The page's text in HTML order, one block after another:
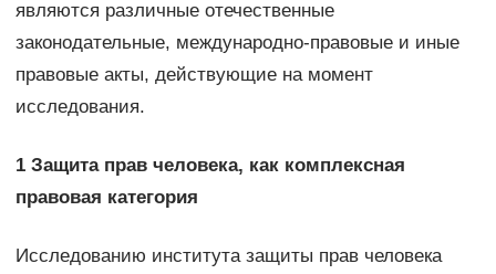
являются различные отечественные
законодательные, международно-правовые и иные
правовые акты, действующие на момент
исследования.
1 Защита прав человека, как комплексная
правовая категория
Исследованию института защиты прав человека